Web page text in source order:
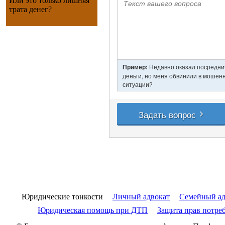
трата денег?
Юридические тонкости Личный адвокат
Семейный
Юридическая помощь при ДТП
Защита прав